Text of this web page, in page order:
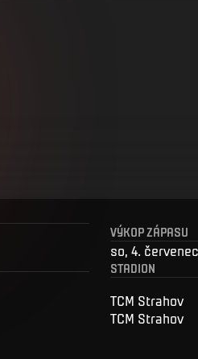
VÝKOP ZÁPASU
so, 4.
STADION
TCM Strahov
TCM Strahov